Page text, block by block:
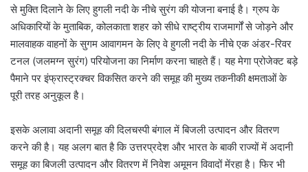
से मुक्ति दिलाने के लिए हुगली नदी के नीचे सुरंग की योजना बनाई है। ग्रुप के
अधिकारियों के मुताबिक, कोलकाता शहर को सीधे राष्ट्रीय राजमार्गों से जोड़ने और
मालवाहक वाहनों के सुगम आवागमन के लिए वे हुगली नदी के नीचे एक अंडर-रिवर
टनल (जलमग्न सुरंग) परियोजना का निर्माण करना चाहते हैं। यह मेगा प्रोजेक्ट बड़े
पैमाने पर इंफ्रास्ट्रक्चर विकसित करने की समूह की मुख्य तकनीकी क्षमताओं के
पूरी तरह अनुकूल है।
इसके अलावा अदानी समूह की दिलचस्पी बंगाल में बिजली उत्पादन और वितरण
करने की है। यह अलग बात है कि उत्तरप्रदेश और भारत के बाकी राज्यों में अदानी
समूह का बिजली उत्पादन और वितरण में निवेश अमूमन विवादों मेंरहा है। फिर भी